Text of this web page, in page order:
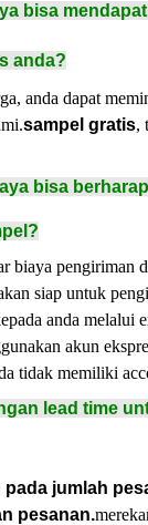
bisa
anda?
anda dapat
sampel gratis,
bisa
biaya pengiriman
siap untuk
anda melalui
akun
tidak memiliki
lead time
jumlah
pesanan.